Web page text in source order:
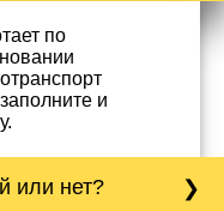
по
и
или нет?